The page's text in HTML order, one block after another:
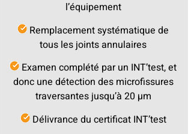
l’équipement
Remplacement systématique de
tous les joints annulaires
Examen complété par un INT’test, et
donc une détection des microfissures
traversantes jusqu’à 20 µm
Délivrance du certificat INT’test